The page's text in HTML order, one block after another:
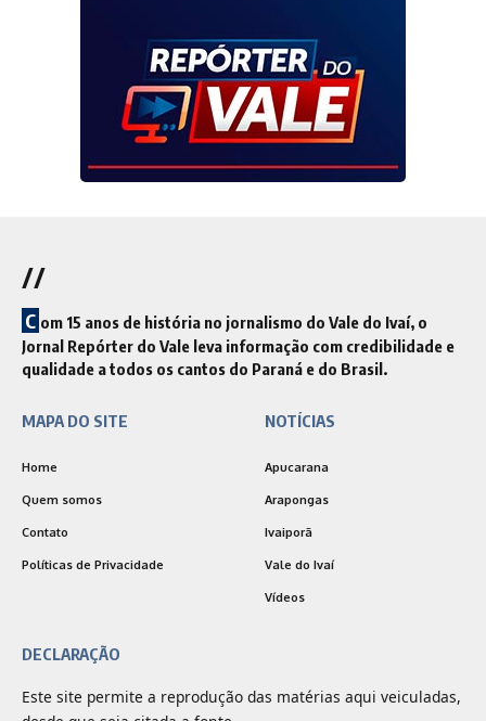
//
C om 15 anos de história no jornalismo do Vale do Ivaí, o
Jornal Repórter do Vale leva informação com credibilidade e
qualidade a todos os cantos do Paraná e do Brasil.
MAPA DO SITE
Home
Quem somos
Contato
Políticas de Privacidade
NOTÍCIAS
Apucarana
Arapongas
Ivaiporã
Vale do Ivaí
Vídeos
DECLARAÇÃO
Este site permite a reprodução das matérias aqui veiculadas,